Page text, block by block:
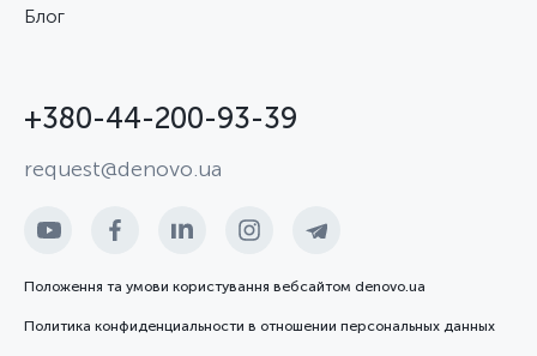
Блог
+380-44-200-93-39
request@denovo.ua
Положення та умови користування вебсайтом denovo.ua
Политика конфиденциальности в отношении персональных данных